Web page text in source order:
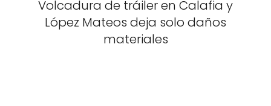
Volcadura de tráiler en Calafia y
López Mateos deja solo daños
materiales